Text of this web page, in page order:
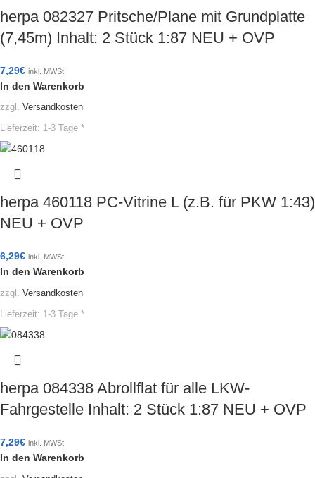
herpa 082327 Pritsche/Plane mit Grundplatte
(7,45m) Inhalt: 2 Stück 1:87 NEU + OVP
7,29€ inkl. MWSt.
In den Warenkorb
zzgl. Versandkosten
Lieferzeit: 1-3 Tage *
herpa 460118 PC-Vitrine L (z.B. für PKW 1:43)
NEU + OVP
6,29€ inkl. MWSt.
In den Warenkorb
zzgl. Versandkosten
Lieferzeit: 1-3 Tage *
herpa 084338 Abrollflat für alle LKW-
Fahrgestelle Inhalt: 2 Stück 1:87 NEU + OVP
7,29€ inkl. MWSt.
In den Warenkorb